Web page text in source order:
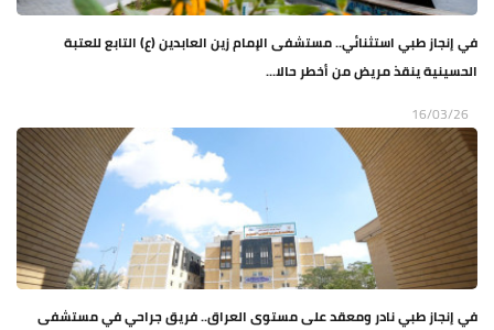
في إنجاز طبي استثنائي.. مستشفى الإمام زين العابدين (ع) التابع للعتبة
الحسينية ينقذ مريض من أخطر حالا...
16/03/26
في إنجاز طبي نادر ومعقد على مستوى العراق.. فريق جراحي في مستشفى